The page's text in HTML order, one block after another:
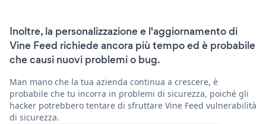
Inoltre, la personalizzazione e l'aggiornamento di
Vine Feed richiede ancora più tempo ed è probabile
che causi nuovi problemi o bug.
Man mano che la tua azienda continua a crescere, è
probabile che tu incorra in problemi di sicurezza, poiché gli
hacker potrebbero tentare di sfruttare Vine Feed vulnerabilità
di sicurezza.